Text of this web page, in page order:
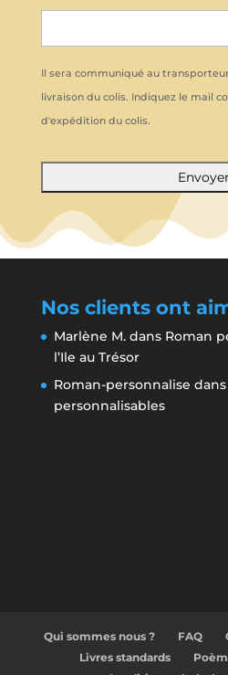
Il sera communiqué au
livraison du colis. Indiquez le mail
d'expédition du colis.
Nos clients ont
Marlène M.dans Roman
l’Ile au Trésor
Roman-personnalise dans
personnalisables
Qui sommes nous ? FAQ
Livres standards